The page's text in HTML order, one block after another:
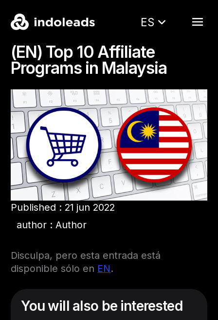
ES
(EN) Top 10 Affiliate
Programs in Malaysia
Published : 21 jun 2022
author : Author
Disculpa, pero esta entrada está
disponible sólo en EN.
You will also be interested